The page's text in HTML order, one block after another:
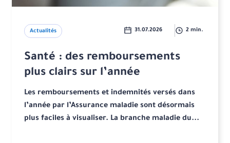
Actualités 31.07.2026 2 min.
Santé : des remboursements
plus clairs sur l’année
Les remboursements et indemnités versés dans
l’année par l’Assurance maladie sont désormais
plus faciles à visualiser. La branche maladie du...